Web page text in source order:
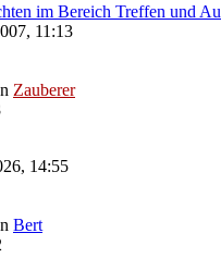
im Bereich Treffen und
11:13
Zauberer
14:55
Bert